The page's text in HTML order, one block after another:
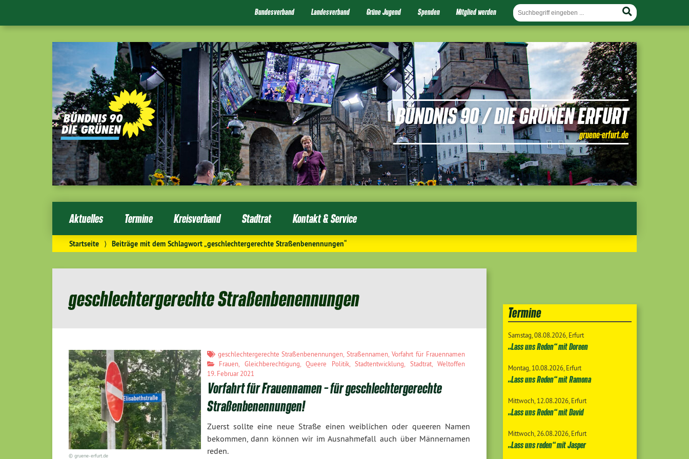
Bundesverband Landesverband Grüne Jugend Spenden Mitglied werden
BÜNDNIS 90 / DIE GRÜNEN ERFURT
gruene-erfurt.de
Aktuelles Termine Kreisverband Stadtrat Kontakt & Service
Startseite ⟩ Beiträge mit dem Schlagwort „geschlechtergerechte Straßenbenennungen“
geschlechtergerechte Straßenbenennungen
© gruene-erfurt.de
geschlechtergerechte Straßenbenennungen ,Straßennamen ,Vorfahrt für Frauennamen
Frauen
Gleichberechtigung ,Queere Politik,Stadtentwicklung Stadtrat,Weltoffen
19. Februar 2021
Vorfahrt für Frauennamen – für geschlechtergerechte
Straßenbenennungen!
Zuerst sollte eine neue Straße einen weiblichen oder queeren Namen
bekommen, dann können wir im Ausnahmefall auch über Männernamen
reden.
Termine
Samstag 08.08.2026 Erfurt
„Lass uns Reden“ mit Doreen
Montag 10.08.2026 Erfurt
„Lass uns Reden“ mit Ramona
Mittwoch 12.08.2026 Erfurt
„Lass uns Reden“ mit David
Mittwoch 26.08.2026 Erfurt
„Lass uns reden“ mit Jasper